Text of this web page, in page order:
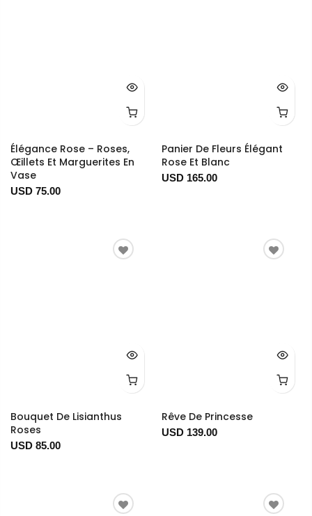
Élégance Rose – Roses,
Œillets Et Marguerites En
Vase
USD 75.00
Panier De Fleurs Élégant
Rose Et Blanc
USD 165.00
Bouquet De Lisianthus
Roses
USD 85.00
Rêve De Princesse
USD 139.00